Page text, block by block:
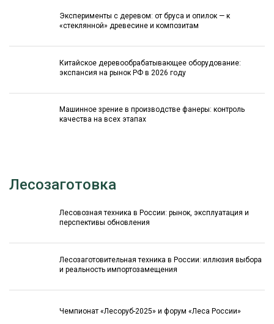
Эксперименты с деревом: от бруса и опилок — к
«стеклянной» древесине и композитам
Китайское деревообрабатывающее оборудование:
экспансия на рынок РФ в 2026 году
Машинное зрение в производстве фанеры: контроль
качества на всех этапах
Лесозаготовка
Лесовозная техника в России: рынок, эксплуатация и
перспективы обновления
Лесозаготовительная техника в России: иллюзия выбора
и реальность импортозамещения
Чемпионат «Лесоруб-2025» и форум «Леса России»